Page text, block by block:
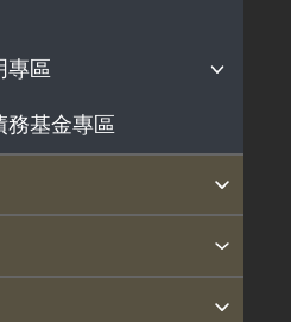
專區
務基金專區
準
區
地
網